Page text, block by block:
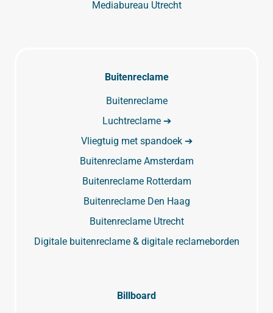
Mediabureau Utrecht
Buitenreclame
Buitenreclame
Luchtreclame ➔
Vliegtuig met spandoek ➔
Buitenreclame Amsterdam
Buitenreclame Rotterdam
Buitenreclame Den Haag
Buitenreclame Utrecht
Digitale buitenreclame & digitale reclameborden
Billboard